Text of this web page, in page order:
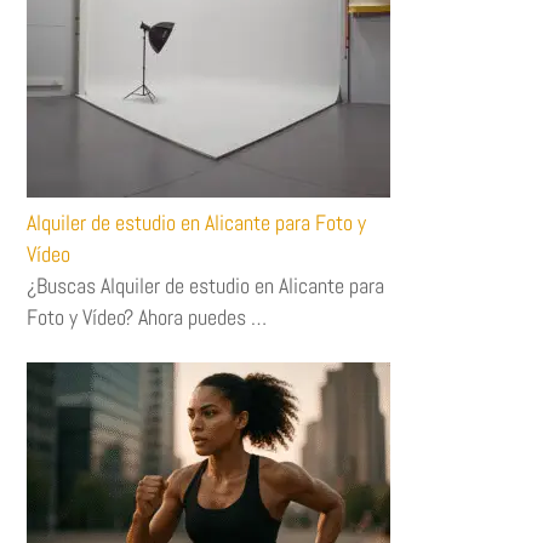
Alquiler de estudio en Alicante para Foto y
Vídeo
¿Buscas Alquiler de estudio en Alicante para
Foto y Vídeo? Ahora puedes …